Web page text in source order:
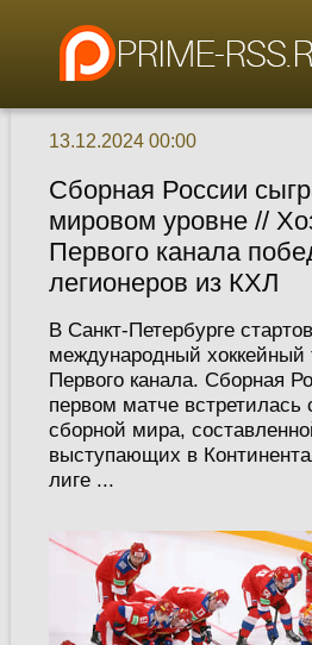
13.12.2024 00:00
Сборная России
мировом уровне //
Первого канала
легионеров из КХЛ
В Санкт-Петербурге
международный
Первого канала. Сборная
первом матче встретилась
сборной мира,
выступающих в
лиге ...